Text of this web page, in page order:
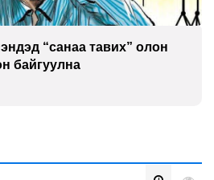
“санаа тавих” олон
байгуулна